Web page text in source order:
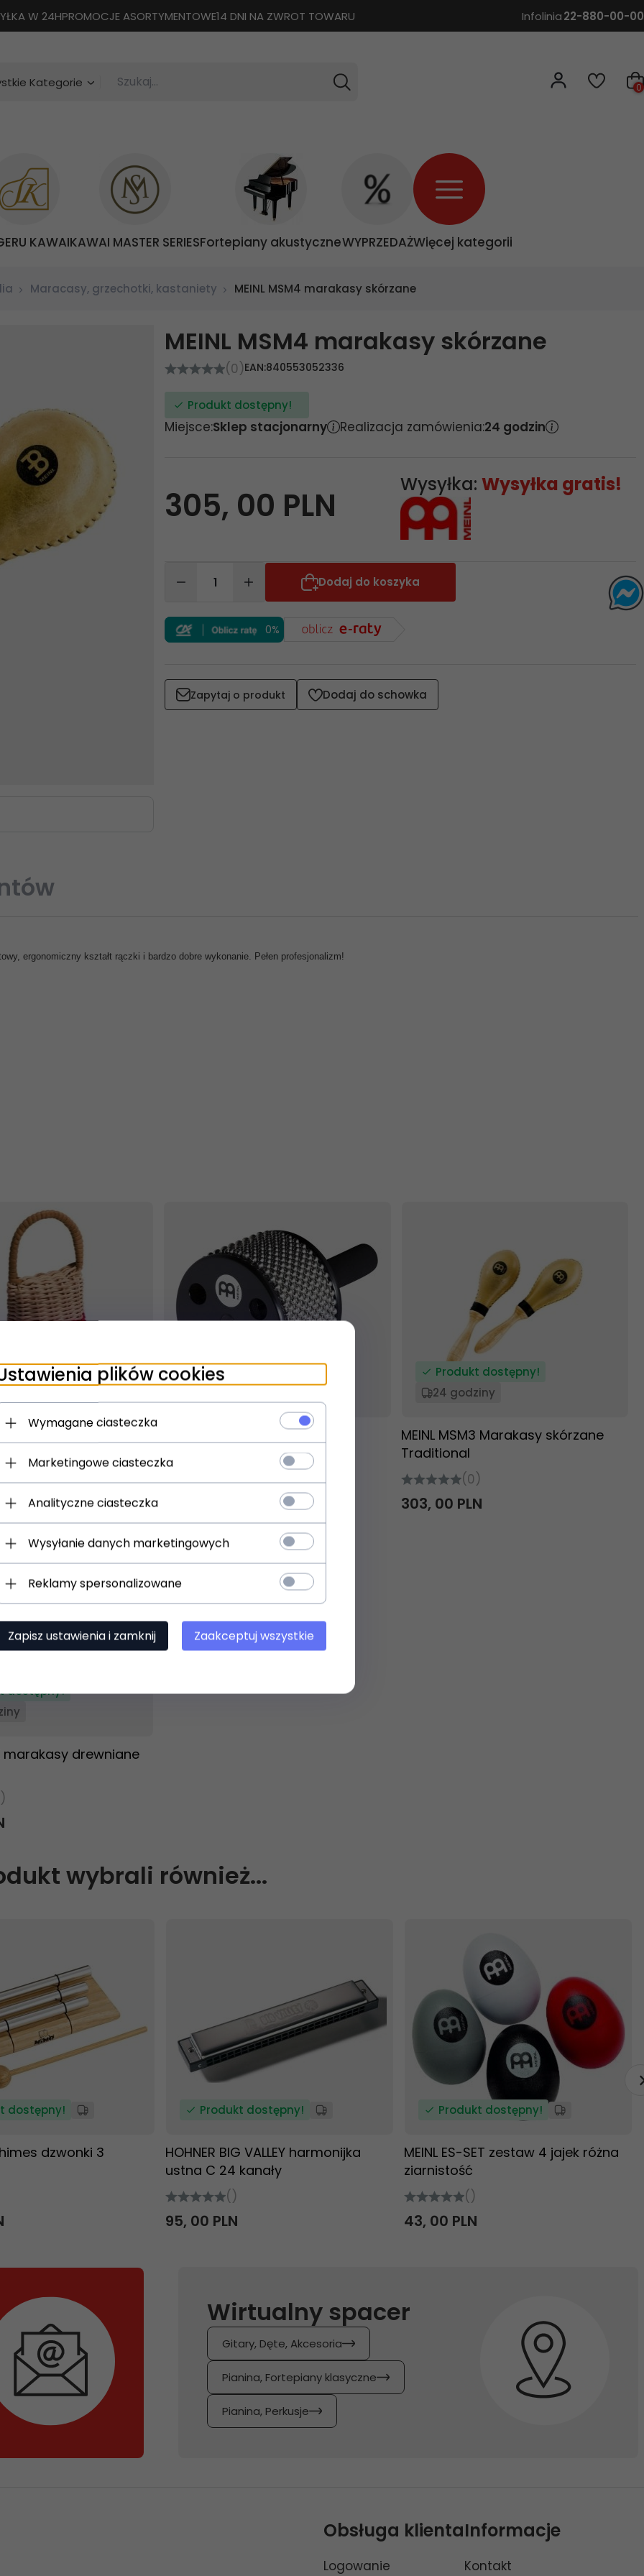
W 24HPROMOCJE ASORTYMENTOWE14 DNI NA ZWROT TOWARU Infolinia22-880-00-00
categories_searcher
Kategorie Szukaj... 0
KAWAIKAWAI MASTER SERIESFortepiany akustyczneWYPRZEDAŻWięcej kategorii
Maracasy, grzechotki, kastaniety MEINL MSM4 marakasy skórzane
MEINL MSM4 marakasy skórzane
(0)EAN:840553052336
Produkt dostępny!
Miejsce:Sklep stacjonarny Realizacja zamówienia:24 godzin
305, 00 PLN
Wysyłka: Wysyłka gratis!
Dodaj do koszyka
0%
Zapytaj o produkt Dodaj do schowka
ergonomiczny kształt rączki i bardzo dobre wykonanie. Pełen profesjonalizm!
dostępny!
Ganza
Produkt dostępny!
MEINL CA5BK-L Turbo Cabasa
(0)
Produkt dostępny!
24 godziny
MEINL MSM3 Marakasy skórzane
Traditional
(0)
303, 00 PLN
dostępny!
marakasy drewniane
wybrali również...
dostępny!
dzwonki 3
Produkt dostępny!
HOHNER BIG VALLEY harmonijka
ustna C 24 kanały
()
95, 00 PLN
Produkt dostępny!
MEINL ES-SET zestaw 4 jajek różna
ziarnistość
()
43, 00 PLN
Wirtualny spacer
Gitary, Dęte, Akcesoria
Pianina, Fortepiany klasyczne
Pianina, Perkusje
Obsługa klienta
Logowanie
Informacje
Kontakt
plików cookies
Wymagane ciasteczka
Marketingowe ciasteczka
Analityczne ciasteczka
Wysyłanie danych marketingowych
Reklamy spersonalizowane
Zapisz ustawienia i zamknij Zaakceptuj wszystkie